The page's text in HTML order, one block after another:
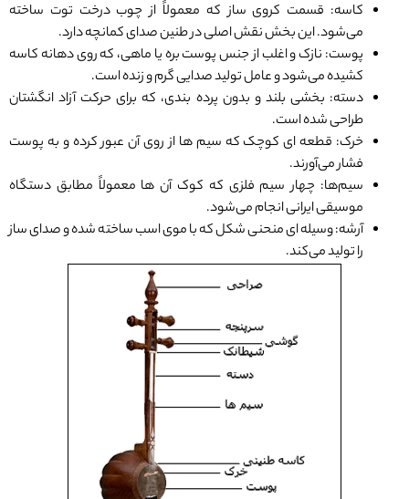
کاسه: قسمت کروی ساز که معمولاً از چوب درخت توت ساخته
می‌شود. این بخش نقش اصلی در طنین صدای کمانچه دارد.
پوست: نازک و اغلب از جنس پوست بره یا ماهی، که روی دهانه کاسه
کشیده می‌شود و عامل تولید صدایی گرم و زنده است.
دسته: بخشی بلند و بدون پرده ‌بندی، که برای حرکت آزاد انگشتان
طراحی شده است.
خرک: قطعه ‌ای کوچک که سیم ‌ها از روی آن عبور کرده و به پوست
فشار می‌آورند.
سیم‌ها: چهار سیم فلزی که کوک آن ‌ها معمولاً مطابق دستگاه
موسیقی ایرانی انجام می‌شود.
آرشه: وسیله ‌ای منحنی ‌شکل که با موی اسب ساخته شده و صدای ساز
را تولید می‌کند.